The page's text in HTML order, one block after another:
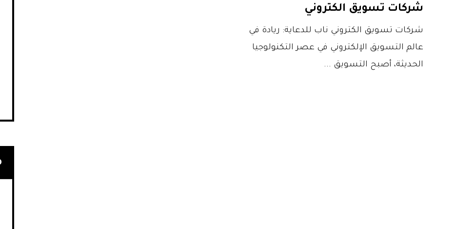
شركات تسويق الكتروني
شركات تسويق الكتروني ناب للدعاية: ريادة في
عالم التسويق الإلكتروني في عصر التكنولوجيا
الحديثة، أصبح التسويق ...